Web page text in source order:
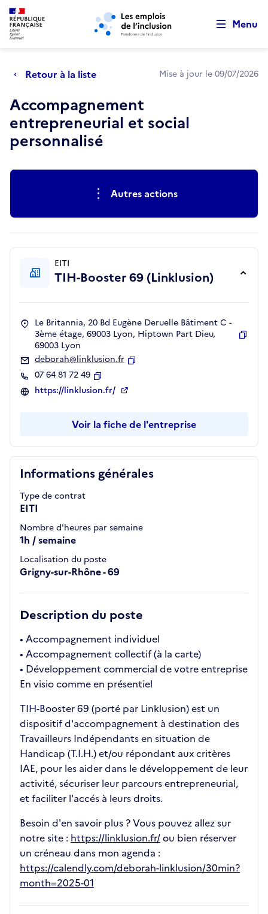
Aller au menu principal Aller au contenu principal
Menu
Retour à la liste Mise à jour le 09/07/2026
Accompagnement
entrepreneurial et social
personnalisé
Actions rapidesAutres actions
Informations générales
Type de contrat
EITI
Nombre d'heures par semaine
1h / semaine
Localisation du poste
Grigny-sur-Rhône - 69
Description du poste
• Accompagnement individuel
• Accompagnement collectif (à la carte)
• Développement commercial de votre entreprise
En visio comme en présentiel
TIH-Booster 69 (porté par Linklusion) est un
dispositif d'accompagnement à destination des
Travailleurs Indépendants en situation de
Handicap (T.I.H.) et/ou répondant aux critères
IAE, pour les aider dans le développement de leur
activité, sécuriser leur parcours entrepreneurial,
et faciliter l'accés à leurs droits.
Besoin d'en savoir plus ? Vous pouvez allez sur
notre site : https://linklusion.fr/ou bien réserver
un créneau dans mon agenda :
https://calendly.com/deborah-linklusion/30min?
month=2025-01
EITI
TIH-Booster 69 (Linklusion)
Le Britannia, 20 Bd Eugène Deruelle Bâtiment C -
3ème étage, 69003 Lyon, Hiptown Part Dieu,
69003 Lyon
deborah@linklusion.fr
07 64 81 72 49
Copier
https://linklusion.fr/
Voir la fiche de l'entreprise
Retour au début de la page
Panneau de gestion des cookies